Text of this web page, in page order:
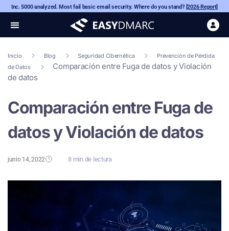
Inc. 5000 analyzed. Most fail basic email security. Where do you stand? [2026 Report]
Inicio Blog Seguridad Cibernética
Prevención de Pérdida
de Datos
Comparación entre Fuga de datos y Violación
de datos
Comparación entre Fuga de
datos y Violación de datos
junio 14, 2022 8 min de lectura